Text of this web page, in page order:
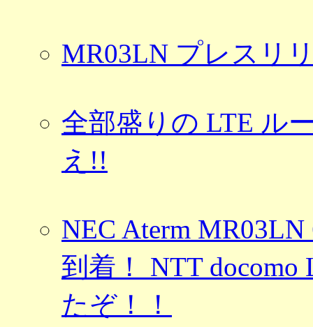
MR03LN プレスリ
全部盛りの LTE ル
え!!
NEC Aterm
到着！ NTT
たぞ！！